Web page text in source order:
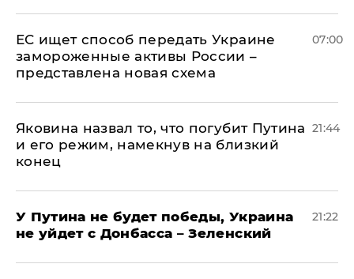
ЕС ищет способ передать Украине
замороженные активы России –
представлена новая схема
07:00
Яковина назвал то, что погубит Путина
и его режим, намекнув на близкий
конец
21:44
У Путина не будет победы, Украина
не уйдет с Донбасса – Зеленский
21:22